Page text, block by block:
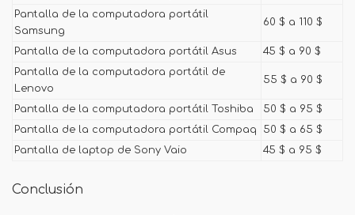
Pantalla de la computadora portátil
Samsung
60 $ a 110 $
Pantalla de la computadora portátil Asus
45 $ a 90 $
Pantalla de la computadora portátil de
Lenovo
55 $ a 90 $
Pantalla de la computadora portátil Toshiba
50 $ a 95 $
Pantalla de la computadora portátil Compaq
50 $ a 65 $
Pantalla de laptop de Sony Vaio
45 $ a 95 $
Conclusión